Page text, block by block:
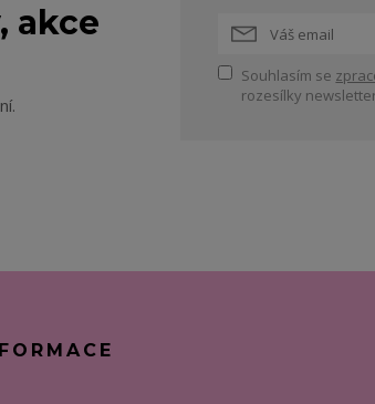
akce
Souhlasím se
rozesílky